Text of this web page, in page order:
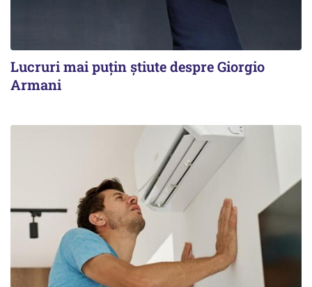
Lucruri mai puțin știute despre Giorgio
Armani